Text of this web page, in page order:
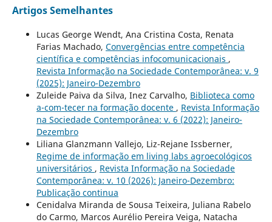
Artigos Semelhantes
Lucas George Wendt, Ana Cristina Costa, Renata
Farias Machado, Convergências entre competência
científica e competências infocomunicacionais ,
Revista Informação na Sociedade Contemporânea: v. 9
(2025): Janeiro-Dezembro
Zuleide Paiva da Silva, Inez Carvalho, Biblioteca como
a-com-tecer na formação docente , Revista Informação
na Sociedade Contemporânea: v. 6 (2022): Janeiro-
Dezembro
Liliana Glanzmann Vallejo, Liz-Rejane Issberner,
Regime de informação em living labs agroecológicos
universitários , Revista Informação na Sociedade
Contemporânea: v. 10 (2026): Janeiro-Dezembro:
Publicação continua
Cenidalva Miranda de Sousa Teixeira, Juliana Rabelo
do Carmo, Marcos Aurélio Pereira Veiga, Natacha